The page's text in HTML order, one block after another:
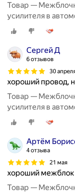
Товар —
усилителя в
Lite 4RCA 5M
Сергей Д
6 отзывов
30
хороший провод,
Товар —
усилителя в
Lite 4RCA 5M
Артём
4 отзыва
21 мая
хороший межблок
Товар —